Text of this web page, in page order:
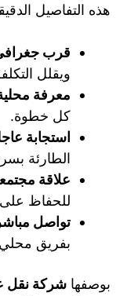
هذه التفاصيل
قرب
ويقلل
معرفة
كل خطوة.
استجابة
الطارئة
علاقة
للحفاظ على
تواصل
بفريق
بوصفها شركة نقل